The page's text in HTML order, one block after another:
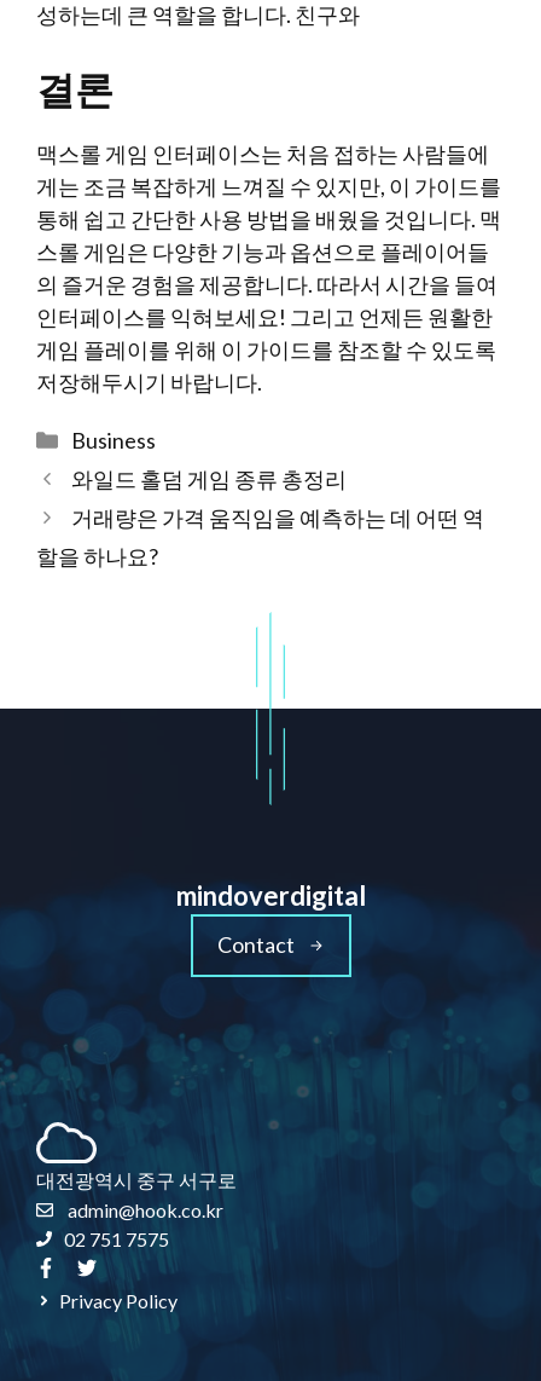
성하는데 큰 역할을 합니다. 친구와
결론
맥스롤 게임 인터페이스는 처음 접하는 사람들에
게는 조금 복잡하게 느껴질 수 있지만, 이 가이드를
통해 쉽고 간단한 사용 방법을 배웠을 것입니다. 맥
스롤 게임은 다양한 기능과 옵션으로 플레이어들
의 즐거운 경험을 제공합니다. 따라서 시간을 들여
인터페이스를 익혀보세요! 그리고 언제든 원활한
게임 플레이를 위해 이 가이드를 참조할 수 있도록
저장해두시기 바랍니다.
Categories
Business
와일드 홀덤 게임 종류 총정리
거래량은 가격 움직임을 예측하는 데 어떤 역
할을 하나요?
mindoverdigital
Contact
대전광역시 중구 서구로
admin@hook.co.kr
02 751 7575
Privacy Policy